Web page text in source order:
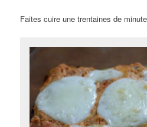
Faites cuire une trentaines de